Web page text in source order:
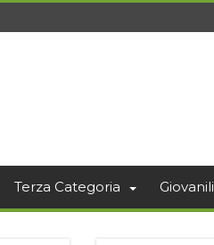
Terza Categoria Giovanili